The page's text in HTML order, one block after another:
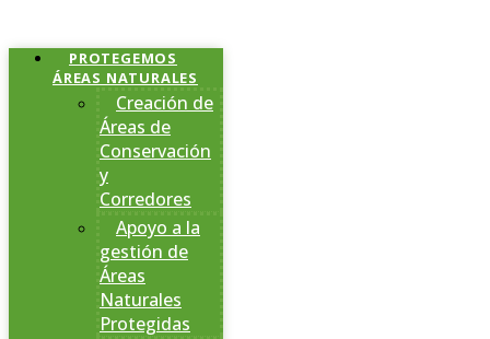
PROTEGEMOS
ÁREAS NATURALES
Creación de
Áreas de
Conservación
y
Corredores
Apoyo a la
gestión de
Áreas
Naturales
Protegidas